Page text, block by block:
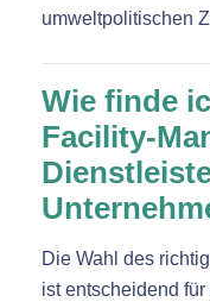
umweltpolitischen
Wie finde
Facility-
Die Wahl des
ist entscheidend